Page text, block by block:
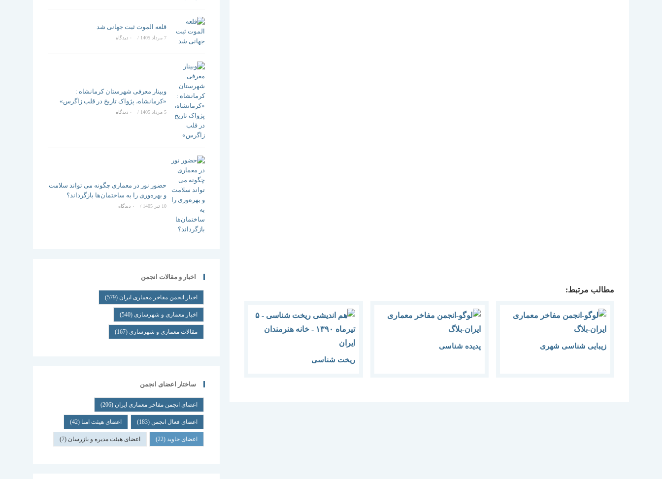
مطالب مرتبط:
زیبایی شناسی شهری
پدیده شناسی
ریخت شناسی
قلعه الموت ثبت جهانی شد
7 مرداد 1405 / ۰ دیدگاه
وبینار معرفی شهرستان کرمانشاه :
«کرمانشاه، پژواک تاریخ در قلب زاگرس»
5 مرداد 1405 / ۰ دیدگاه
حضور نور در معماری چگونه می تواند سلامت
و بهره‌وری را به ساختمان‌ها بازگرداند؟
10 تیر 1405 / ۰ دیدگاه
اخبار و مقالات انجمن
اخبار انجمن مفاخر معماری ایران (579)
اخبار معماری و شهرسازی(540)
مقالات معماری و شهرسازی(167)
ساختار اعضای انجمن
اعضای انجمن مفاخر معماری ایران (206)
اعضای فعال انجمن (183) اعضای هیئت امنا (42)
اعضای جاوید(22) اعضای هیئت مدیره و بازرسان (7)